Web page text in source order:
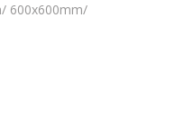
600x600mm/